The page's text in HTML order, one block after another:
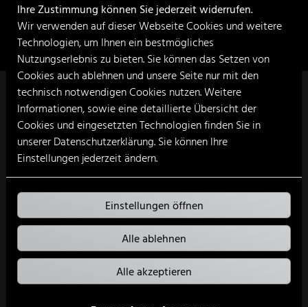
Unser Angebot für Sie
Individuelle Planung und Beratung
Basierend auf Ihren Vorstellungen und Bedürfnissen
Umfassende Beratung zu verschiedenen Systemen
Ihre Zustimmung können Sie jederzeit widerrufen.
Wir verwenden auf dieser Webseite Cookies und weitere
Technologien, um Ihnen ein bestmögliches
Nutzungserlebnis zu bieten. Sie können das Setzen von
Cookies auch ablehnen und unsere Seite nur mit den
technisch notwendigen Cookies nutzen. Weitere
Informationen, sowie eine detaillierte Übersicht der
Cookies und eingesetzten Technologien finden Sie in
unserer Datenschutzerklärung. Sie können Ihre
Einstellungen jederzeit ändern.
Einstellungen öffnen
Alle ablehnen
Alle akzeptieren